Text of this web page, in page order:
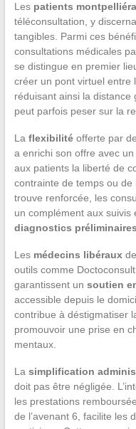
Les patients
téléconsultation, y
tangibles. Parmi ces
consultations médicales
se distingue en premier
créer un pont virtuel entre
réduisant ainsi la
peut parfois peser sur la
La flexibilitéofferte par
a enrichi son offre avec
aux patients la liberté de
contrainte de temps ou de
trouve renforcée, les
un complément aux
diagnostics préliminaires
Les médecins libérauxde
outils comme
garantissent un soutien
accessible depuis le
contribue à déstigmatiser
promouvoir une prise en
mentaux.
La simplification
doit pas être négligée.
les prestations
de l’avenant 6, facilite les